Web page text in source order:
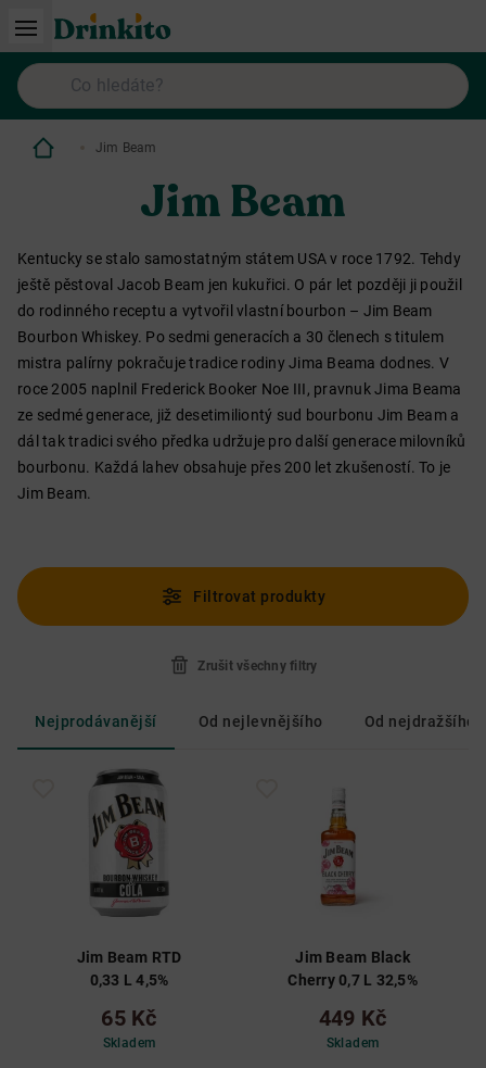
Jim Beam
Jim Beam
Kentucky se stalo samostatným státem USA v roce 1792. Tehdy
ještě pěstoval Jacob Beam jen kukuřici. O pár let později ji použil
do rodinného receptu a vytvořil vlastní bourbon – Jim Beam
Bourbon Whiskey. Po sedmi generacích a 30 členech s titulem
mistra palírny pokračuje tradice rodiny Jima Beama dodnes. V
roce 2005 naplnil Frederick Booker Noe III, pravnuk Jima Beama
ze sedmé generace, již desetimiliontý sud bourbonu Jim Beam a
dál tak tradici svého předka udržuje pro další generace milovníků
bourbonu. Každá lahev obsahuje přes 200 let zkušeností. To je
Jim Beam.
Filtrovat produkty
Zrušit všechny filtry
Nejprodávanější Od nejlevnějšího Od nejdražšího
Jim Beam RTD
0,33 L 4,5%
65 Kč
Skladem
Jim Beam Black
Cherry 0,7 L 32,5%
449 Kč
Skladem